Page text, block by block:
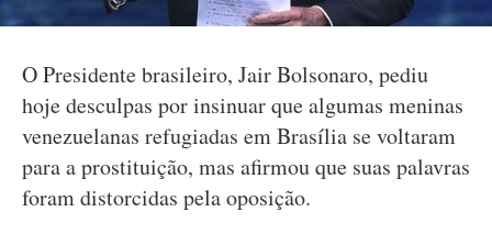
O Presidente brasileiro, Jair Bolsonaro, pediu
hoje desculpas por insinuar que algumas meninas
venezuelanas refugiadas em Brasília se voltaram
para a prostituição, mas afirmou que suas palavras
foram distorcidas pela oposição.